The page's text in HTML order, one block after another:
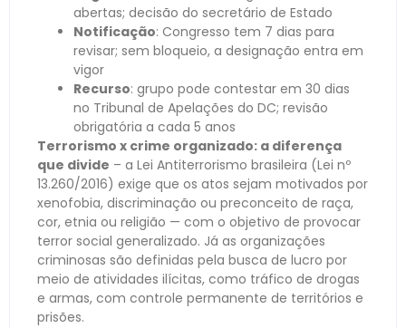
abertas; decisão do secretário de Estado
Notificação: Congresso tem 7 dias para
revisar; sem bloqueio, a designação entra em
vigor
Recurso: grupo pode contestar em 30 dias
no Tribunal de Apelações do DC; revisão
obrigatória a cada 5 anos
Terrorismo x crime organizado: a diferença
que divide – a Lei Antiterrorismo brasileira (Lei nº
13.260/2016) exige que os atos sejam motivados por
xenofobia, discriminação ou preconceito de raça,
cor, etnia ou religião — com o objetivo de provocar
terror social generalizado. Já as organizações
criminosas são definidas pela busca de lucro por
meio de atividades ilícitas, como tráfico de drogas
e armas, com controle permanente de territórios e
prisões.